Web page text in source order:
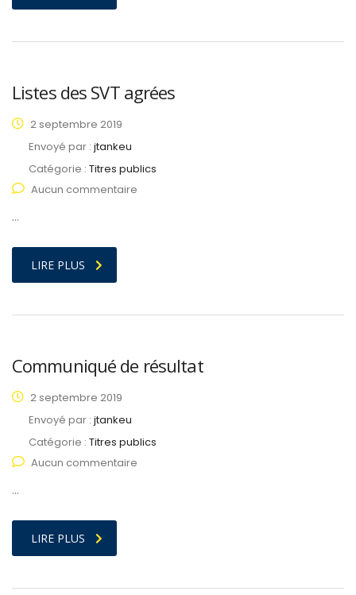
Listes des SVT agrées
2 septembre 2019
Envoyé par : jtankeu
Catégorie : Titres publics
Aucun commentaire
…
LIRE PLUS
Communiqué de résultat
2 septembre 2019
Envoyé par : jtankeu
Catégorie : Titres publics
Aucun commentaire
…
LIRE PLUS